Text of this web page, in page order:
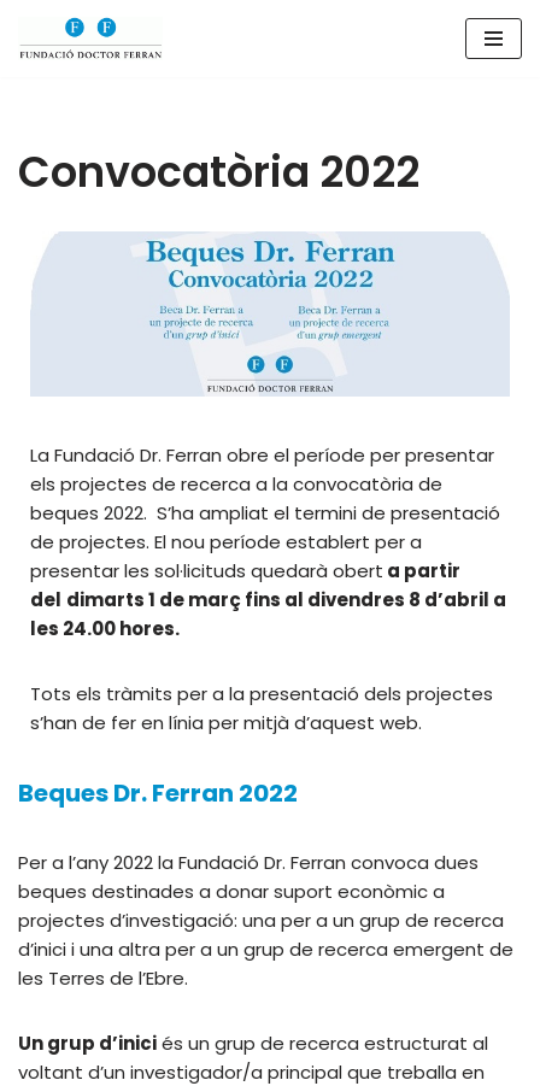
Saltar
Convocatòria 2022
La Fundació Dr. Ferran obre el període per presentar
els projectes de recerca a la convocatòria de
beques 2022. S’ha ampliat el termini de presentació
de projectes. El nou període establert per a
presentar les sol·licituds quedarà obert a partir
del dimarts 1 de març fins al divendres 8 d’abril a
les 24.00 hores.
Tots els tràmits per a la presentació dels projectes
s’han de fer en línia per mitjà d’aquest web.
Beques Dr. Ferran 2022
Per a l’any 2022 la Fundació Dr. Ferran convoca dues
beques destinades a donar suport econòmic a
projectes d’investigació: una per a un grup de recerca
d’inici i una altra per a un grup de recerca emergent de
les Terres de l’Ebre.
Un grup d’iniciés un grup de recerca estructurat al
voltant d’un investigador/a principal que treballa en